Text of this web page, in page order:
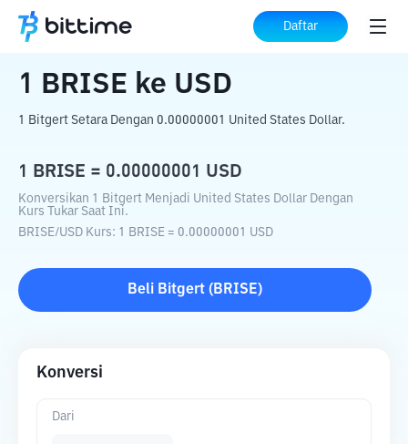
Daftar
Beranda Konverter Kripto BRISE USD
1 BRISE ke USD
1 Bitgert Setara Dengan 0.00000001 United States Dollar.
1 BRISE = 0.00000001 USD
Konversikan 1 Bitgert Menjadi United States Dollar Dengan
Kurs Tukar Saat Ini.
BRISE/USD Kurs: 1 BRISE = 0.00000001 USD
Beli Bitgert ( BRISE)
Konversi
Dari